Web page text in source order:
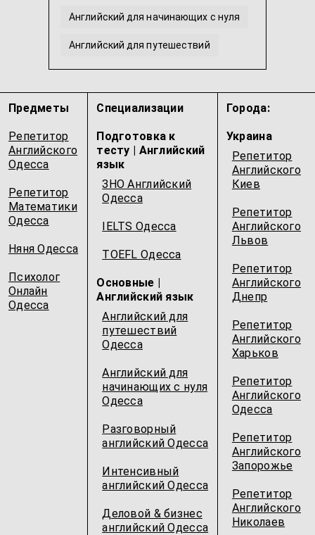
Английский для начинающих с нуля
Английский для путешествий
Английский для программистов (IT)
Американский английский
Предметы
Репетитор
Английского
Одесcа
Репетитор
Математики
Одесcа
Няня Одесcа
Психолог
Онлайн
Одесcа
Специализации
Подготовка к
тесту | Английский
язык
ЗНО Английский
Одесcа
IELTS Одесcа
TOEFL Одесcа
Основные |
Английский язык
Английский для
путешествий
Одесcа
Английский для
начинающих с нуля
Одесcа
Разговорный
английский Одесcа
Интенсивный
английский Одесcа
Деловой & бизнес
английский Одесcа
Города:
Украина
Репетитор
Английского
Киев
Репетитор
Английского
Львов
Репетитор
Английского
Днепр
Репетитор
Английского
Харьков
Репетитор
Английского
Одесcа
Репетитор
Английского
Запорожье
Репетитор
Английского
Николаев